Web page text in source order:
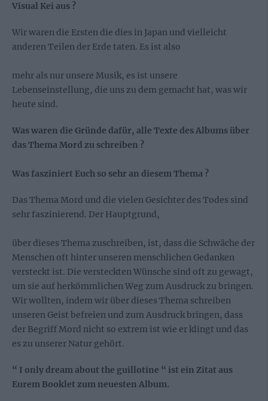
Visual Kei aus ?
Wir waren die Ersten die dies in Japan und vielleicht
anderen Teilen der Erde taten. Es ist also
mehr als nur unsere Musik, es ist unsere
Lebenseinstellung, die uns zu dem gemacht hat, was wir
heute sind.
Was waren die Gründe dafür, alle Texte des Albums über
das Thema Mord zu schreiben ?
Was fasziniert Euch so sehr an diesem Thema ?
Das Thema Mord und die vielen Gesichter des Todes sind
sehr faszinierend. Der Hauptgrund,
über dieses Thema zuschreiben, ist, dass die Schwäche der
Menschen oft hinter unseren menschlichen Gedanken
versteckt ist. Die versteckten Wünsche sind oft zu gewagt,
um sie auf herkömmlichen Weg zum Ausdruck zu bringen.
Wir wollten, indem wir über dieses Thema schreiben
unseren Geist befreien und zum Ausdruck bringen, dass
der Begriff Mord nicht so extrem ist wie er klingt und das
es zu unserer Natur gehört.
“ I only dream about the guillotine “ ist ein Zitat aus
Eurem Booklet zum neuesten Album.